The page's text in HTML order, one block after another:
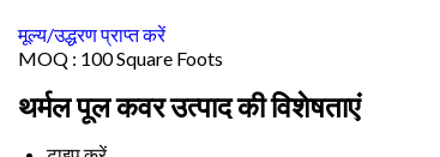
मूल्य/उद्धरण प्राप्त करें
MOQ : 100 Square Foots
थर्मल पूल कवर उत्पाद की विशेषताएं